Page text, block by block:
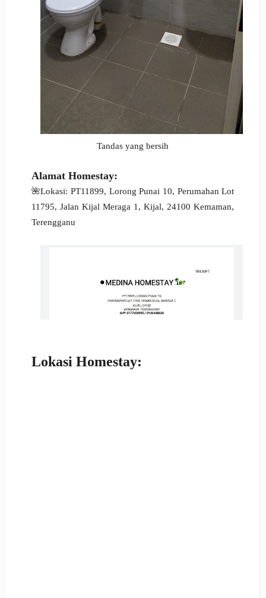
Tandas yang bersih
Alamat Homestay:
🌺Lokasi: PT11899, Lorong Punai 10, Perumahan Lot
11795, Jalan Kijal Meraga 1, Kijal, 24100 Kemaman,
Terengganu
Lokasi Homestay: